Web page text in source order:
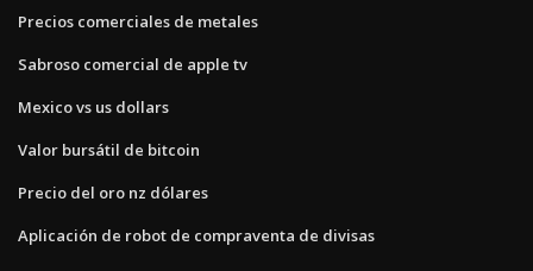
Precios comerciales de metales
Sabroso comercial de apple tv
Mexico vs us dollars
Valor bursátil de bitcoin
Precio del oro nz dólares
Aplicación de robot de compraventa de divisas